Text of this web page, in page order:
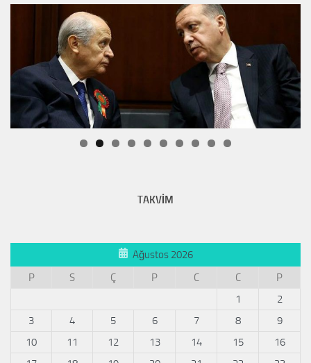
TAKVİM
Ağustos 2026
P
S Ç P C C
P
1
2
3
4 5 6 7 8
9
10
11 12 13 14 15
16